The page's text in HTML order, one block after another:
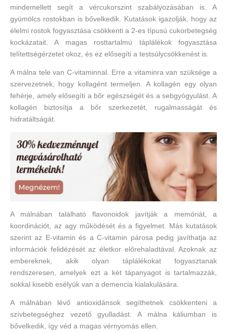
mindemellett segít a vércukorszint szabályozásában is. A
gyümölcs rostokban is bővelkedik. Kutatások igazolják, hogy az
élelmi rostok fogyasztása csökkenti a 2-es típusú cukorbetegség
kockázatait. A magas rosttartalmú táplálékok fogyasztása
telítettségérzetet okoz, és ez elősegíti a testsúlycsökkenést is.
A málna tele van C-vitaminnal. Erre a vitaminra van szüksége a
szervezetnek, hogy kollagént termeljen. A kollagén egy olyan
fehérje, amely elősegíti a bőr egészségét és a sebgyógyulást. A
kollagén biztosítja a bőr szerkezetét, rugalmasságát és
hidratáltságát.
A málnában található flavonoidok javítják a memóriát, a
koordinációt, az agy működését és a figyelmet. Más kutatások
szerint az E-vitamin és a C-vitamin párosa pedig javíthatja az
információk felidézését az életkor előrehaladtával. Azoknak az
embereknek, akik olyan táplálékokat fogyasztanak
rendszeresen, amelyek ezt a két tápanyagot is tartalmazzák,
sokkal kisebb esélyük van a demencia kialakulására.
A málnában lévő antioxidánsok segíthetnek csökkenteni a
szívbetegséghez vezető gyulladást. A málna káliumban is
bővelkedik, így véd a magas vérnyomás ellen.